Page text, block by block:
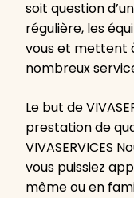
soit question
régulière, les
vous et mettent
nombreux
Le but de
prestation de
VIVASERVICES
vous puissiez
même ou en